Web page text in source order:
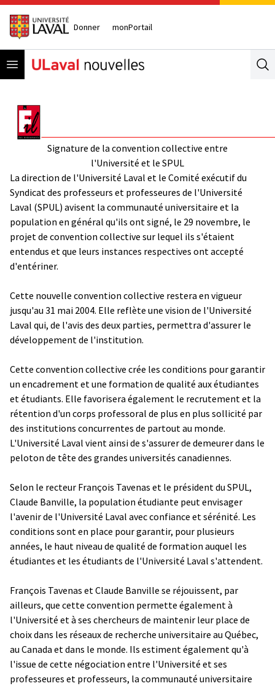
Donner monPortail
Open menu
Signature de la convention collective entre
l'Université et le SPUL
La direction de l'Université Laval et le Comité exécutif du
Syndicat des professeurs et professeures de l'Université
Laval (SPUL) avisent la communauté universitaire et la
population en général qu'ils ont signé, le 29 novembre, le
projet de convention collective sur lequel ils s'étaient
entendus et que leurs instances respectives ont accepté
d'entériner.
Cette nouvelle convention collective restera en vigueur
jusqu'au 31 mai 2004. Elle reflète une vision de l'Université
Laval qui, de l'avis des deux parties, permettra d'assurer le
développement de l'institution.
Cette convention collective crée les conditions pour garantir
un encadrement et une formation de qualité aux étudiantes
et étudiants. Elle favorisera également le recrutement et la
rétention d'un corps professoral de plus en plus sollicité par
des institutions concurrentes de partout au monde.
L'Université Laval vient ainsi de s'assurer de demeurer dans le
peloton de tête des grandes universités canadiennes.
Selon le recteur François Tavenas et le président du SPUL,
Claude Banville, la population étudiante peut envisager
l'avenir de l'Université Laval avec confiance et sérénité. Les
conditions sont en place pour garantir, pour plusieurs
années, le haut niveau de qualité de formation auquel les
étudiantes et les étudiants de l'Université Laval s'attendent.
François Tavenas et Claude Banville se réjouissent, par
ailleurs, que cette convention permette également à
l'Université et à ses chercheurs de maintenir leur place de
choix dans les réseaux de recherche universitaire au Québec,
au Canada et dans le monde. Ils estiment également qu'à
l'issue de cette négociation entre l'Université et ses
professeures et professeurs, la communauté universitaire